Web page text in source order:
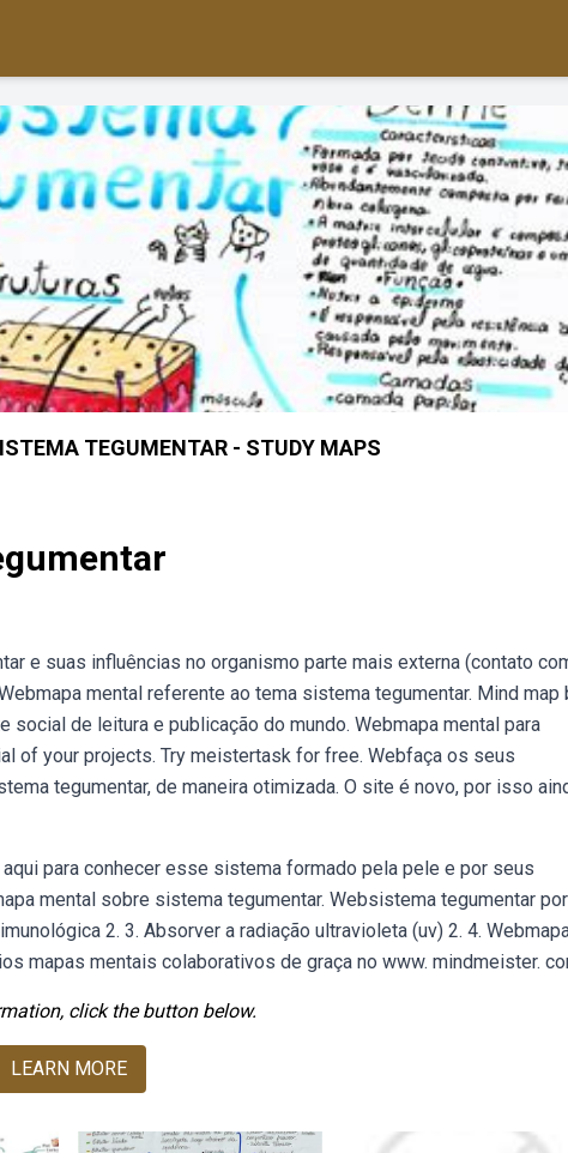
TEGUMENTAR - STUDY MAPS
e suas influências no organismo parte mais externa (contato
mental referente ao tema sistema tegumentar. Mind map
de leitura e publicação do mundo. Webmapa mental para
of your projects. Try meistertask for free. Webfaça os seus
tegumentar, de maneira otimizada. O site é novo, por isso
para conhecer esse sistema formado pela pele e por seus
mental sobre sistema tegumentar. Websistema tegumentar por
2. 3. Absorver a radiação ultravioleta (uv) 2. 4.
mapas mentais colaborativos de graça no www. mindmeister.
click the button below.
LEARN MORE